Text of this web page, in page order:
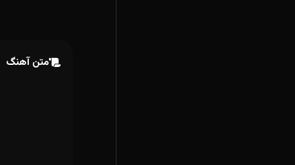
متن آهنگ